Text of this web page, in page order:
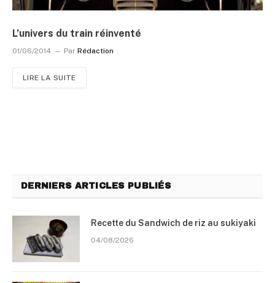
L’univers du train réinventé
01/06/2014 Par Rédaction
LIRE LA SUITE
DERNIERS ARTICLES PUBLIÉS
Recette du Sandwich de riz au sukiyaki
04/08/2026